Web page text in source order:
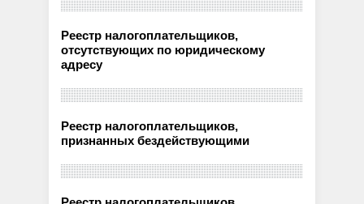
Реестр налогоплательщиков,
отсутствующих по юридическому
адресу
Реестр налогоплательщиков,
признанных бездействующими